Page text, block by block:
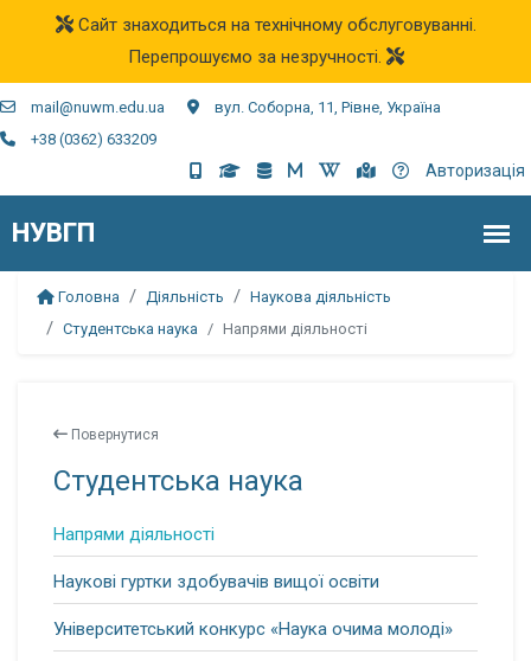
Сайт знаходиться на технічному обслуговуванні.
Перепрошуємо за незручності.
mail@nuwm.edu.ua
вул. Соборна, 11, Рівне, Україна
+38 (0362) 633209
Авторизація
Головна Діяльність
Наукова діяльність
Студентська наука
Напрями діяльності
Повернутися
Студентська наука
Напрями діяльності
Наукові гуртки здобувачів вищої освіти
Університетський конкурс «Наука очима молоді»